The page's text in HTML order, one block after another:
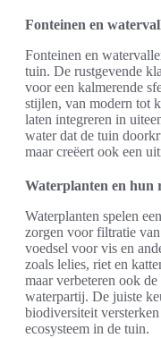
Fonteinen en
Fonteinen en
tuin. De rustgevende
voor een kalmerende
stijlen, van modern tot
laten integreren in
water dat de tuin
maar creëert ook een
Waterplanten en hun
Waterplanten spelen
zorgen voor filtratie
voedsel voor vis en
zoals lelies, riet en
maar verbeteren ook
waterpartij. De juiste
biodiversiteit
ecosysteem in de tuin.